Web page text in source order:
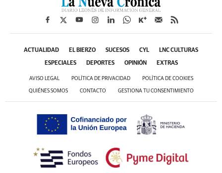
ACTUALIDAD EL BIERZO SUCESOS CYL LNC CULTURAS
ESPECIALES DEPORTES OPINIÓN EXTRAS
AVISO LEGAL POLÍTICA DE PRIVACIDAD POLÍTICA DE COOKIES
QUIÉNES SOMOS CONTACTO GESTIONA TU CONSENTIMIENTO